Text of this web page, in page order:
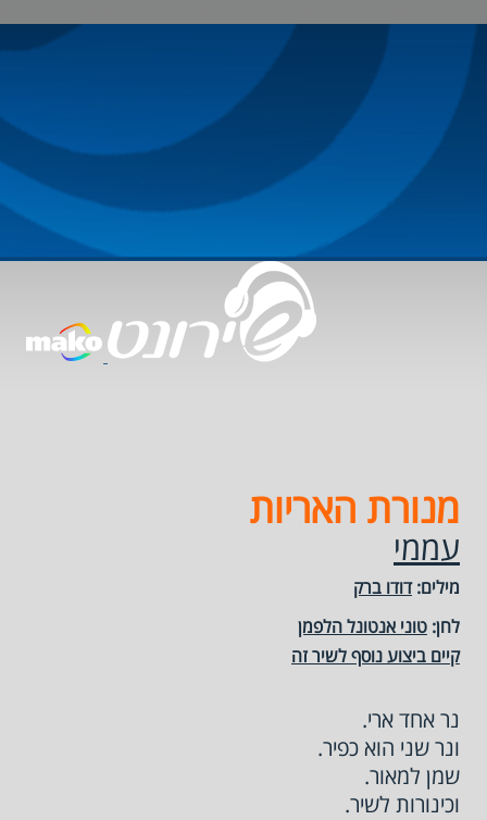
מנורת האריות
עממי
מילים:דודו ברק
לחן: טוני אנטונל הלפמן
קיים ביצוע נוסף לשיר זה
נר אחד ארי.
ונר שני הוא כפיר.
שמן למאור.
וכינורות לשיר.